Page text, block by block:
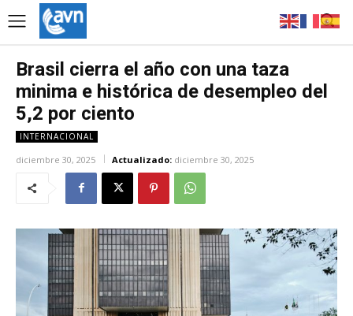
Brasil cierra el año con una taza
minima e histórica de desempleo del
5,2 por ciento
INTERNACIONAL
diciembre 30, 2025 Actualizado: diciembre 30, 2025